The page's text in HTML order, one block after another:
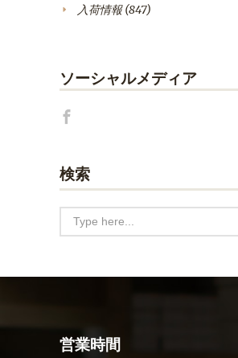
入荷情報(847)
ソーシャルメディア
検索
営業時間